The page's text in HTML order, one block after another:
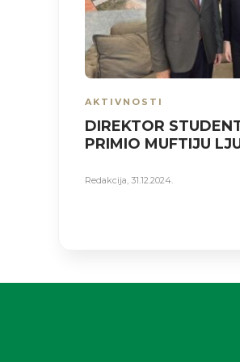
AKTIVNOSTI
DIREKTOR
PRIMIO MUFTIJU
Redakcija, 31.12.2024.